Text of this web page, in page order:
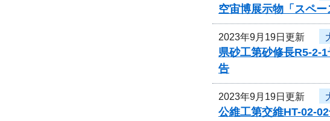
空宙博展示物「スペ
2023年9月19日更新
県砂工第砂修長R5-2-
告
2023年9月19日更新
公維工第交維HT-02-